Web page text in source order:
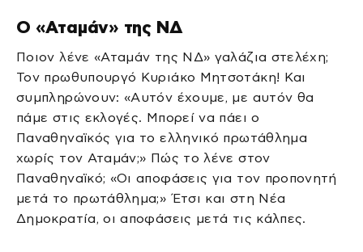
Ο «Αταμάν» της ΝΔ
Ποιον λένε «Αταμάν της ΝΔ» γαλάζια στελέχη;
Τον πρωθυπουργό Κυριάκο Μητσοτάκη! Και
συμπληρώνουν: «Αυτόν έχουμε, με αυτόν θα
πάμε στις εκλογές. Μπορεί να πάει ο
Παναθηναϊκός για το ελληνικό πρωτάθλημα
χωρίς τον Αταμάν;» Πώς το λένε στον
Παναθηναϊκό; «Οι αποφάσεις για τον προπονητή
μετά το πρωτάθλημα;» Έτσι και στη Νέα
Δημοκρατία, οι αποφάσεις μετά τις κάλπες.